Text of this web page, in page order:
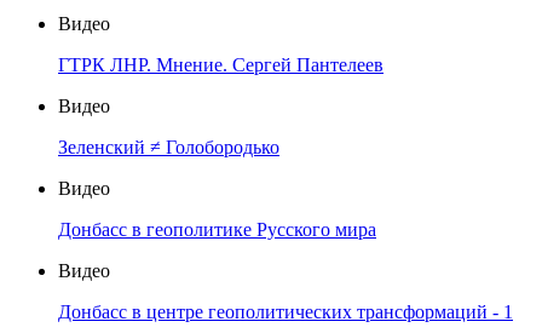
Видео
ГТРК ЛНР. Мнение. Сергей Пантелеев
Видео
Зеленский ≠ Голобородько
Видео
Донбасс в геополитике Русского мира
Видео
Донбасс в центре геополитических трансформаций - 1